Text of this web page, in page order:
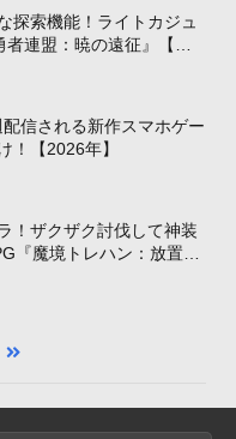
探索機能！ライトカジュ
連盟：暁の遠征』【最
配信される新作スマホゲー
！【2026年】
！ザクザク討伐して神装
『魔境トレハン：放置で
】